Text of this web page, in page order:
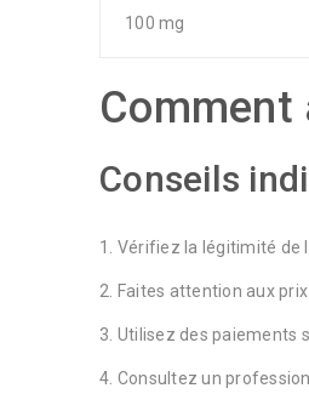
100 mg
Comment
Conseils
Vérifiez la légitimité de
Faites attention aux
Utilisez des paiements
Consultez un